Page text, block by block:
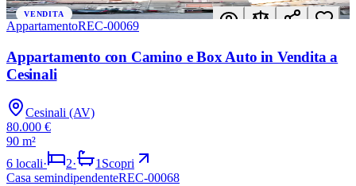
VENDITA
In evidenza
AppartamentoREC-00069
Appartamento con Camino e Box Auto in Vendita a
Cesinali
Cesinali (AV)
80.000 €
90 m²
6 locali· 2· 1 Scopri
Casa semindipendenteREC-00068